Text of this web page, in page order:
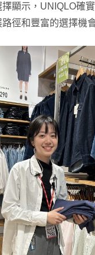
顯示，UNIQLO確
徑和豐富的選擇機